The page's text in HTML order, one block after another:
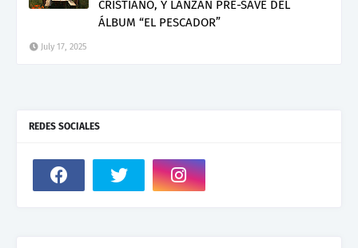
CRISTIANO, Y LANZAN PRE-SAVE DEL
ÁLBUM “EL PESCADOR”
July 17, 2025
REDES SOCIALES